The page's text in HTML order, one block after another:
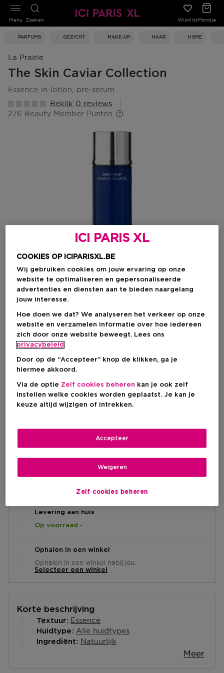
Zoeken WishlistMandje
PARFUMS GEZICHT MAKE-UP HAAR HOME
Menu
La Prairie
The Skin Caviar Collection
essence-in-lotion, pre-serum
Bekijk 0 reviews
276 Beauty Member Punten
Kies je formaat
150 ML Op voorraad
Kortingsprijs
€ 276,00
€ 300,00
Kortingsprijs
€ 276,00
Aanbevolen verkoopprijs fabrikant
Levering aan huis
Op voorraad -
Ophalen in een winkel
Ophalen in een winkel nabij jou.
Selecteer een winkel
Korte beschrijving
Textuur Essence
Huidtype Alle huidtypes
Ingrediënt Natuurlijk
Meer
ICI PARIS XL
COOKIES OP ICIPARISXL.BE
Wij gebruiken cookies om jouw ervaring op onze
website te optimaliseren en gepersonaliseerde
advertenties en diensten aan te bieden naargelang
jouw interesse.
Hoe doen we dat? We analyseren het verkeer op onze
website en verzamelen informatie over hoe iedereen
zich door onze website beweegt. Lees ons
privacybeleid
Door op de “Accepteer” knop de klikken, ga je
hiermee akkoord.
Via de optie Zelf cookies beheren kan je ook zelf
instellen welke cookies worden geplaatst. Je kan je
keuze altijd wijzigen of intrekken.
Zelf cookies beheren
Weigeren
Accepteer